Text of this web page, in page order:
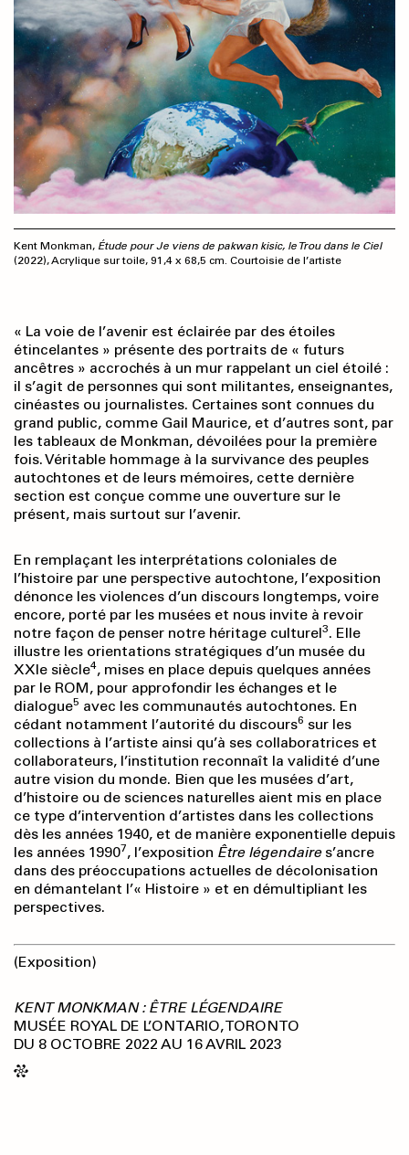
Kent Monkman, Étude pour Je viens de pakwan kisic, le Trou dans le Ciel
(2022), Acrylique sur toile, 91,4 x 68,5 cm. Courtoisie de l’artiste
« La voie de l’avenir est éclairée par des étoiles
étincelantes » présente des portraits de « futurs
ancêtres » accrochés à un mur rappelant un ciel étoilé :
il s’agit de personnes qui sont militantes, enseignantes,
cinéastes ou journalistes. Certaines sont connues du
grand public, comme Gail Maurice, et d’autres sont, par
les tableaux de Monkman, dévoilées pour la première
fois. Véritable hommage à la survivance des peuples
autochtones et de leurs mémoires, cette dernière
section est conçue comme une ouverture sur le
présent, mais surtout sur l’avenir.
En remplaçant les interprétations coloniales de
l’histoire par une perspective autochtone, l’exposition
dénonce les violences d’un discours longtemps, voire
encore, porté par les musées et nous invite à revoir
notre façon de penser notre héritage culturel3. Elle
illustre les orientations stratégiques d’un musée du
XXIe siècle4, mises en place depuis quelques années
par le ROM, pour approfondir les échanges et le
dialogue5 avec les communautés autochtones. En
cédant notamment l’autorité du discours6 sur les
collections à l’artiste ainsi qu’à ses collaboratrices et
collaborateurs, l’institution reconnaît la validité d’une
autre vision du monde. Bien que les musées d’art,
d’histoire ou de sciences naturelles aient mis en place
ce type d’intervention d’artistes dans les collections
dès les années 1940, et de manière exponentielle depuis
les années 19907, l’exposition Être légendaire s’ancre
dans des préoccupations actuelles de décolonisation
en démantelant l’« Histoire » et en démultipliant les
perspectives.
(Exposition)
KENT MONKMAN : ÊTRE LÉGENDAIRE
MUSÉE ROYAL DE L’ONTARIO, TORONTO
DU 8 OCTOBRE 2022 AU 16 AVRIL 2023